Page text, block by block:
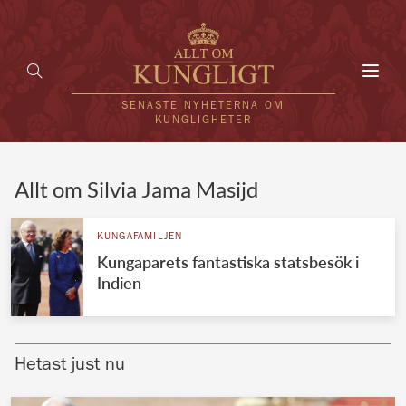
SENASTE NYHETERNA OM
KUNGLIGHETER
UTLÄNDSKT
VÄRLDENS KUNGAHUS
Brittiska kungahuset
Allt om Silvia Jama Masijd
KUNGAFAMILJEN
Kungaparets fantastiska statsbesök i
Indien
Hetast just nu